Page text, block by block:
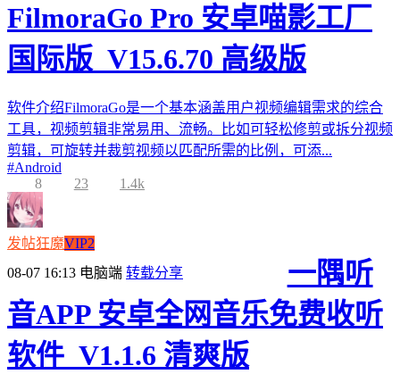
FilmoraGo Pro 安卓喵影工厂
国际版_V15.6.70 高级版
软件介绍FilmoraGo是一个基本涵盖用户视频编辑需求的综合
工具，视频剪辑非常易用、流畅。比如可轻松修剪或拆分视频
剪辑，可旋转并裁剪视频以匹配所需的比例，可添...
#Android
8
23 1.4k
发帖狂魔VIP2
08-07 16:13 电脑端 转载分享
一隅听
音APP 安卓全网音乐免费收听
软件_V1.1.6 清爽版